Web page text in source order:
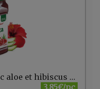
Fiordifrutta grenade avec aloe et hibiscus 250g